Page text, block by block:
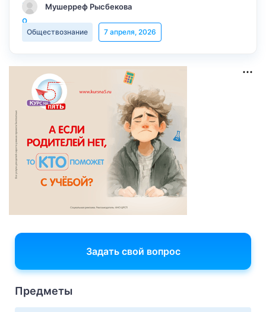
Мушерреф Рысбекова
Обществознание 7 апреля, 2026
Задать свой вопрос
Предметы